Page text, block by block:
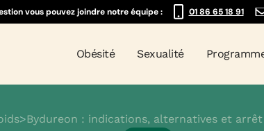
vous pouvez joindre notre équipe : 01 86 65 18 91
Obésité Sexualité
>Bydureon : indications, alternatives et